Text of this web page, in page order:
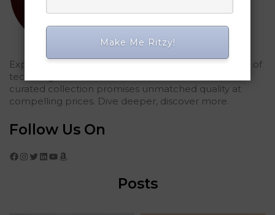
Explored Ritzy Gadgets? You've glimpsed the future of
tech elegance. For those who seek the finest, our
curated collection promises unmatched quality at
compelling prices. Dive deeper, discover more.
Follow Us On
Facebook Instagram Twitter LinkedIn YouTube Amazon
Posts
Make Me Ritzy!